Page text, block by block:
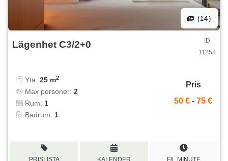
(14)
Lägenhet C3/2+0
ID
11258
Yta: 25 m2
Max personer: 2
Rum: 1
Badrum: 1
Pris
50 € - 75 €
PRISLISTA KALENDER F/L MINUTE